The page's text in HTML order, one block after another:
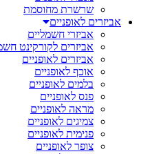
שרשרת מחוסמת
אביזרים לאופניים
אביזרי חשמליים
אביזרים לקורקינט
אביזרים לאופניים
אוכף לאופניים
בלמים לאופניים
פנס לאופניים
מראה לאופניים
צמיגים לאופניים
פנימית לאופניים
צופר לאופניים